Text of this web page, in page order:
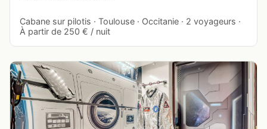
Cabane sur pilotis · Toulouse · Occitanie · 2 voyageurs ·
À partir de 250 € / nuit